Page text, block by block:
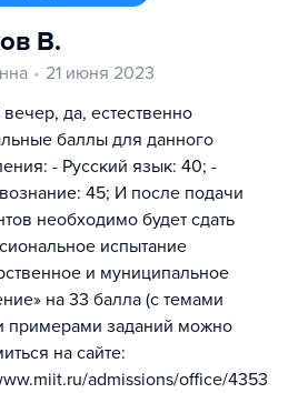
В.
21 июня 2023
да, естественно
баллы для данного
- Русский язык: 40; -
45; И после подачи
необходимо будет сдать
испытание
и муниципальное
на 33 балла (с темами
примерами заданий можно
на сайте:
admissions/office/4353